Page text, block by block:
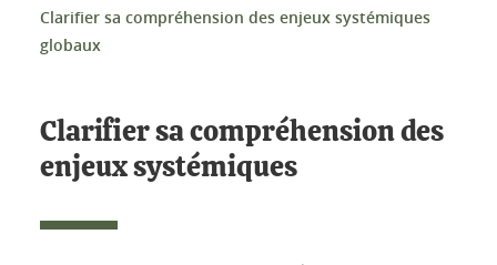
Clarifier sa compréhension des enjeux systémiques
globaux
Clarifier sa compréhension des
enjeux systémiques